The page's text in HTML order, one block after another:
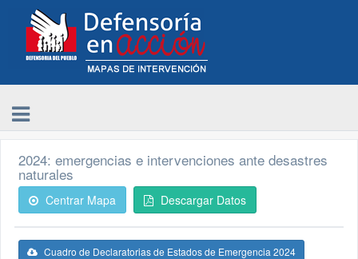
2024: emergencias e intervenciones ante desastres
naturales
Centrar Mapa Descargar Datos
Cuadro de Declaratorias de Estados de Emergencia 2024